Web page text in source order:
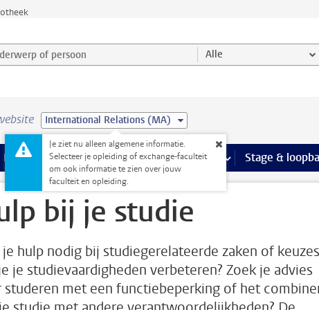
of persoon en selecteer categorie Alle
International Relations (MA)
Je ziet nu alleen algemene informatie.
Selecteer je opleiding of exchange-faculteit
om ook informatie te zien over jouw
faculteit en opleiding.
Ondersteuning pagina’s
Faciliteiten meer Faciliteiten pagina’s
Extra studieactiviteiten meer Extra
Stage &
bij je studie
je hulp nodig bij studiegerelateerde zaken of
je studievaardigheden verbeteren? Zoek je advies
studeren met een functiebeperking of het